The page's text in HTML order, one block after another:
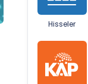
Hisseler